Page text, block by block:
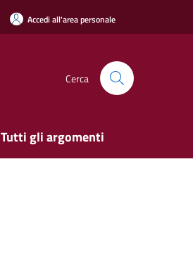
Accedi all'area personale
Cerca
Tutti gli argomenti